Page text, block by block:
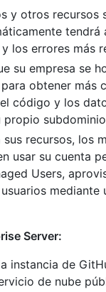
y otros recursos
tendrá
los errores más
su empresa se
obtener más
código y los
propio
sus recursos, los
usar su cuenta
Users,
mediante
Server:
instancia de
de nube